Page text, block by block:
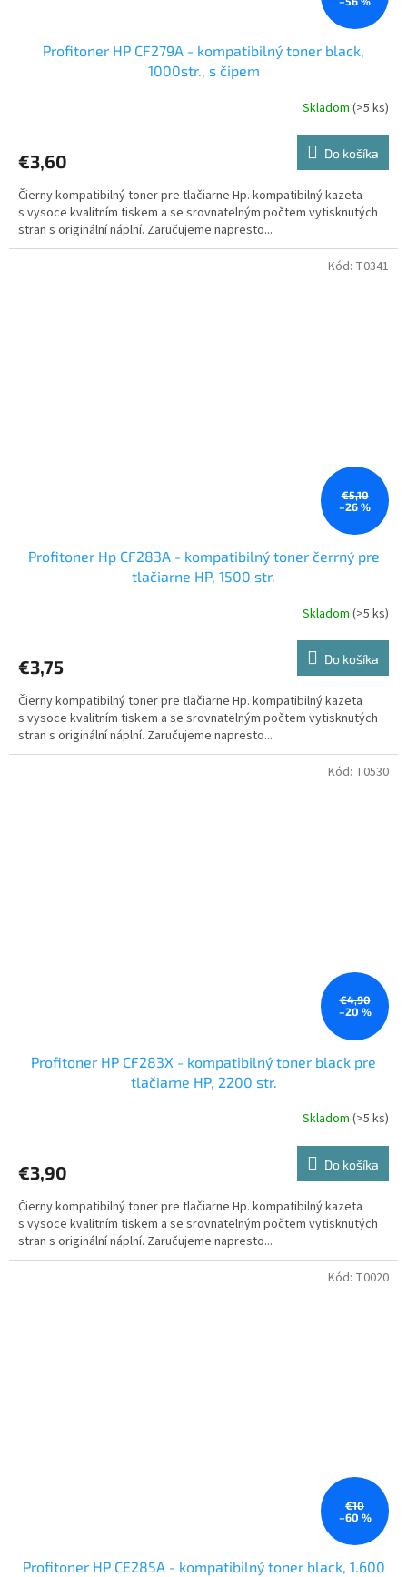
Profitoner HP CF279A - kompatibilný toner black,
1000str., s čipem
Skladom (>5 ks)
€3,60 Do košíka
Čierny kompatibilný toner pre tlačiarne Hp. kompatibilný kazeta
s vysoce kvalitním tiskem a se srovnatelným počtem vytisknutých
stran s originální náplní. Zaručujeme napresto...
€5,10
–26 %
Profitoner Hp CF283A - kompatibilný toner čerrný pre
tlačiarne HP, 1500 str.
Skladom (>5 ks)
€3,75 Do košíka
Čierny kompatibilný toner pre tlačiarne Hp. kompatibilný kazeta
s vysoce kvalitním tiskem a se srovnatelným počtem vytisknutých
stran s originální náplní. Zaručujeme napresto...
Kód: T0341
€4,90
–20 %
Profitoner HP CF283X - kompatibilný toner black pre
tlačiarne HP, 2200 str.
Skladom (>5 ks)
€3,90 Do košíka
Čierny kompatibilný toner pre tlačiarne Hp. kompatibilný kazeta
s vysoce kvalitním tiskem a se srovnatelným počtem vytisknutých
stran s originální náplní. Zaručujeme napresto...
Kód: T0530
€10
–60 %
Profitoner HP CE285A - kompatibilný toner black, 1.600
Kód: T0020